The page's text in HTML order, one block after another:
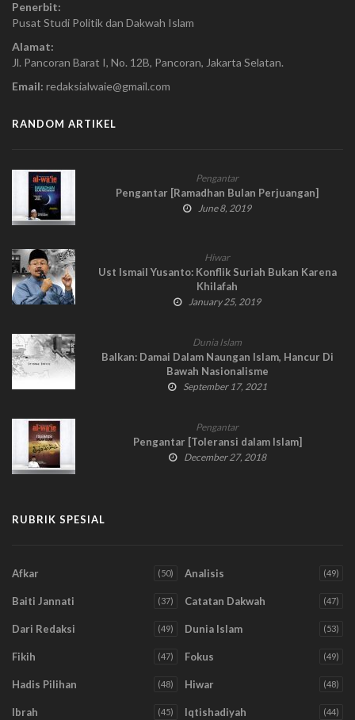
Penerbit:
Pusat Studi Politik dan Dakwah Islam
Alamat:
Jl. Pancoran Barat I, No. 12B, Pancoran, Jakarta Selatan.
Email: redaksialwaie@gmail.com
RANDOM ARTIKEL
Pengantar
Pengantar [Ramadhan Bulan Perjuangan]
June 8, 2019
Hiwar
Ust Ismail Yusanto: Konflik Suriah Bukan Karena
Khilafah
January 25, 2019
Dunia Islam
Balkan: Damai Dalam Naungan Islam, Hancur Di
Bawah Nasionalisme
September 17, 2021
Pengantar
Pengantar [Toleransi dalam Islam]
December 27, 2018
RUBRIK SPESIAL
Afkar (50) Analisis (49)
Baiti Jannati (37) Catatan Dakwah (47)
Dari Redaksi (49) Dunia Islam (53)
Fikih (47) Fokus (49)
Hadis Pilihan (48) Hiwar (48)
Ibrah (45) Iqtishadiyah (44)